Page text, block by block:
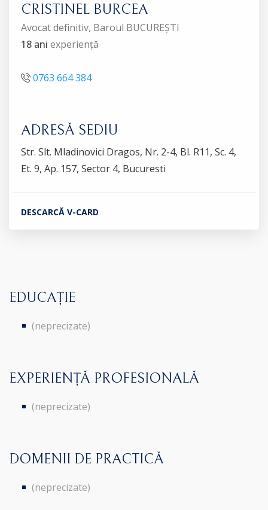
CRISTINEL BURCEA
Avocat definitiv, Baroul BUCUREȘTI
18 ani experiență
0763 664 384
ADRESĂ SEDIU
Str. Slt. Mladinovici Dragos, Nr. 2-4, Bl. R11, Sc. 4,
Et. 9, Ap. 157, Sector 4, Bucuresti
DESCARCĂ V-CARD
EDUCAȚIE
(neprecizate)
EXPERIENȚĂ PROFESIONALĂ
(neprecizate)
DOMENII DE PRACTICĂ
(neprecizate)